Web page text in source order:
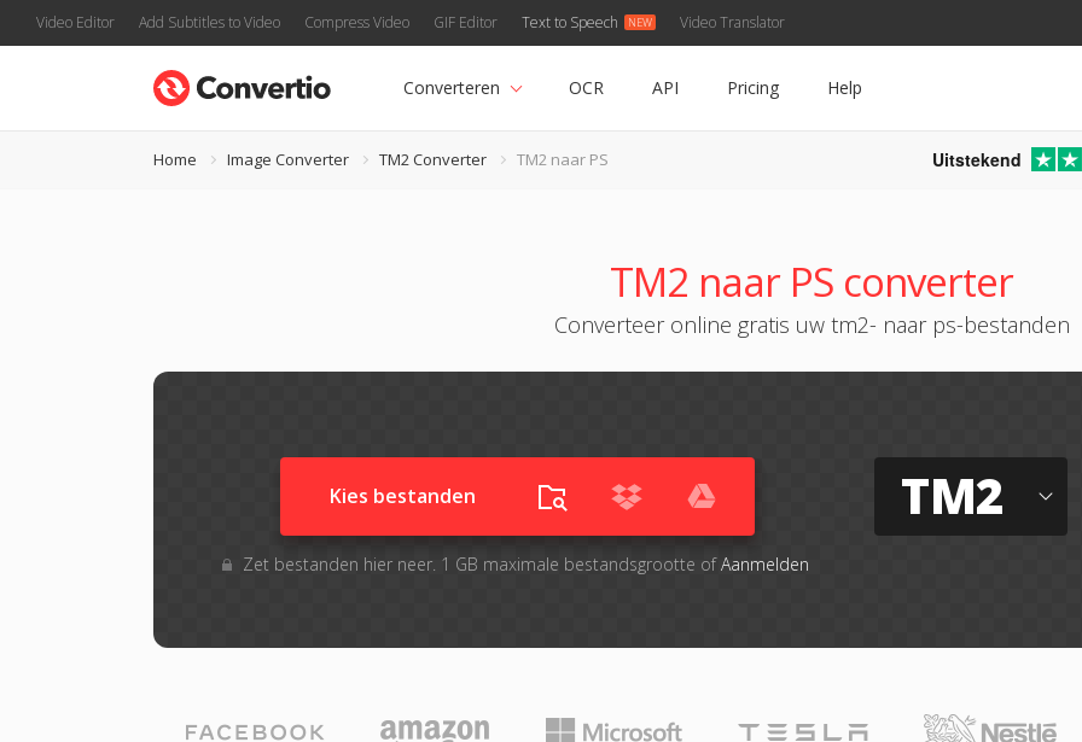
Video Editor Add Subtitles to Video Compress Video GIF Editor Text to Speech Video Translator
Converteren OCR API Pricing Help
Home Image Converter TM2 Converter TM2 naar PS Uitstekend
TM2 naar PS converter
Converteer online gratis uw tm2- naar ps-bestanden
Kies bestanden
Zet bestanden hier neer. 1 GB maximale bestandsgrootte ofAanmelden
TM2